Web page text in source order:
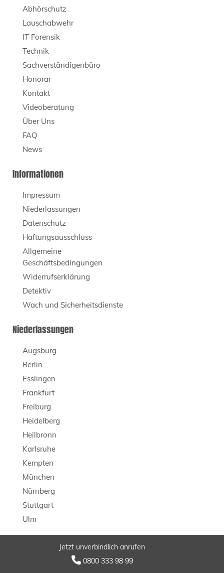
Jetzt unverbindlich anrufen
0800 333 98 99
Abhörschutz
Lauschabwehr
IT Forensik
Technik
Sachverständigenbüro
Honorar
Kontakt
Videoberatung
Über Uns
FAQ
News
Informationen
Impressum
Niederlassungen
Datenschutz
Haftungsausschluss
Allgemeine
Geschäftsbedingungen
Widerrufserklärung
Detektiv
Wach und Sicherheitsdienste
Niederlassungen
Augsburg
Berlin
Esslingen
Frankfurt
Freiburg
Heidelberg
Heilbronn
Karlsruhe
Kempten
München
Nürnberg
Stuttgart
Ulm
© 2026 LB Detektei